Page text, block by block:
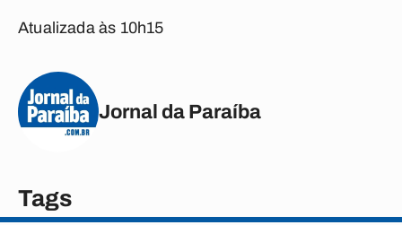
Atualizada às 10h15
Jornal da Paraíba
Tags